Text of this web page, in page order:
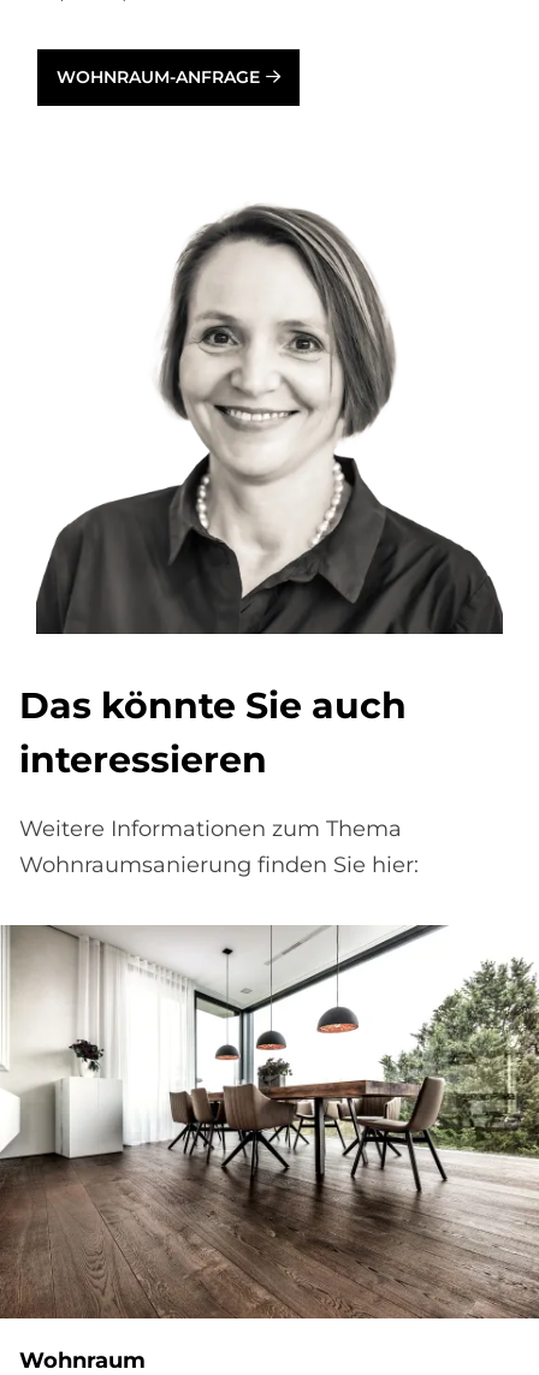
WOHNRAUM-ANFRAGE
Das könnte Sie auch
interessieren
Weitere Informationen zum Thema
Wohnraumsanierung finden Sie hier:
Wohnraum